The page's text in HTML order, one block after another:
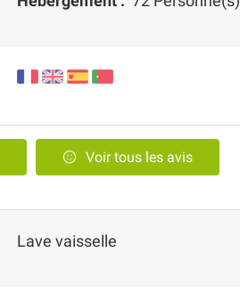
Voir tous les avis
Lave vaisselle